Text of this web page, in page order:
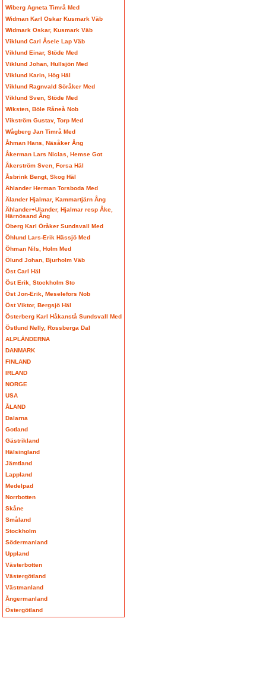
Wiberg Agneta Timrå Med
Widman Karl Oskar Kusmark Väb
Widmark Oskar, Kusmark Väb
Viklund Carl Åsele Lap Väb
Viklund Einar, Stöde Med
Viklund Johan, Hullsjön Med
Viklund Karin, Hög Häl
Viklund Ragnvald Söråker Med
Viklund Sven, Stöde Med
Wiksten, Böle Råneå Nob
Vikström Gustav, Torp Med
Wågberg Jan Timrå Med
Åhman Hans, Näsåker Ång
Åkerman Lars Niclas, Hemse Got
Åkerström Sven, Forsa Häl
Åsbrink Bengt, Skog Häl
Ählander Herman Torsboda Med
Älander Hjalmar, Kammartjärn Ång
Ählander+Ulander, Hjalmar resp Åke,
Härnösand Ång
Öberg Karl Öråker Sundsvall Med
Öhlund Lars-Erik Hässjö Med
Öhman Nils, Holm Med
Ölund Johan, Bjurholm Väb
Öst Carl Häl
Öst Erik, Stockholm Sto
Öst Jon-Erik, Meselefors Nob
Öst Viktor, Bergsjö Häl
Österberg Karl Håkanstå Sundsvall Med
Östlund Nelly, Rossberga Dal
ALPLÄNDERNA
DANMARK
FINLAND
IRLAND
NORGE
USA
ÅLAND
Dalarna
Gotland
Gästrikland
Hälsingland
Jämtland
Lappland
Medelpad
Norrbotten
Skåne
Småland
Stockholm
Södermanland
Uppland
Västerbotten
Västergötland
Västmanland
Ångermanland
Östergötland